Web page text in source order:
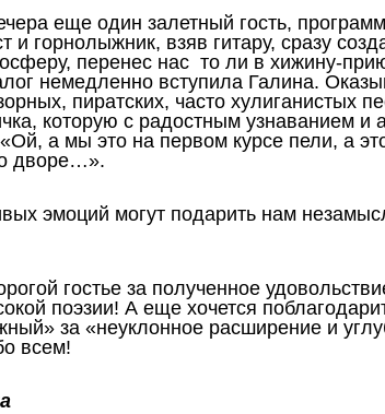
еще один залетный гость,
и горнолыжник, взяв гитару, сразу
перенес нас то ли в хижину-
немедленно вступила Галина.
пиратских, часто хулиганистых
которую с радостным узнаванием и
а мы это на первом курсе пели, а
дворе…».
эмоций могут подарить нам
гостье за полученное
поэзии! А еще хочется
за «неуклонное расширение и
всем!